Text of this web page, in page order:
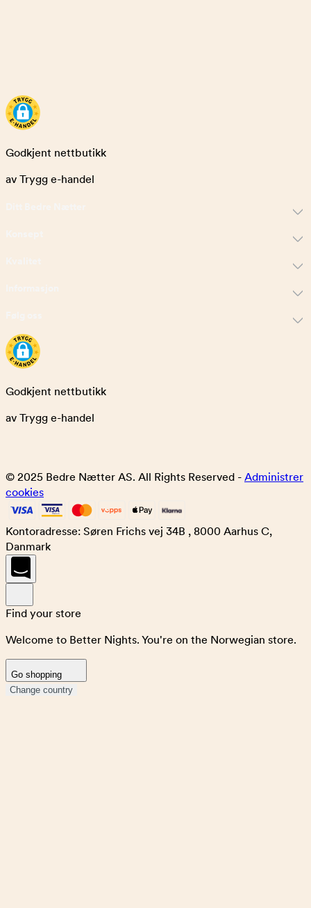
Godkjent nettbutikk
av Trygg e-handel
Godkjent nettbutikk
av Trygg e-handel
© 2025 Bedre Nætter AS. All Rights Reserved - Administrer
cookies
Kontoradresse: Søren Frichs vej 34B , 8000 Aarhus C,
Danmark
Find your store
Welcome to Better Nights. You're on the Norwegian store.
Go shopping
Change country